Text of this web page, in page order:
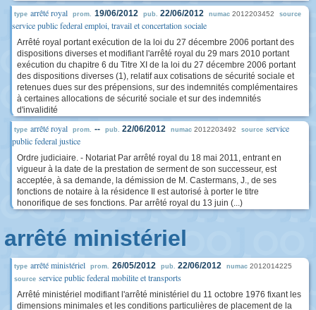
type arrêté royal prom. 19/06/2012 pub. 22/06/2012 numac 2012203452 source
service public federal emploi, travail et concertation sociale
Arrêté royal portant exécution de la loi du 27 décembre 2006 portant des
dispositions diverses et modifiant l'arrêté royal du 29 mars 2010 portant
exécution du chapitre 6 du Titre XI de la loi du 27 décembre 2006 portant
des dispositions diverses (1), relatif aux cotisations de sécurité sociale et
retenues dues sur des prépensions, sur des indemnités complémentaires
à certaines allocations de sécurité sociale et sur des indemnités
d'invalidité
type arrêté royal prom. -- pub. 22/06/2012 numac 2012203492 source service
public federal justice
Ordre judiciaire. - Notariat Par arrêté royal du 18 mai 2011, entrant en
vigueur à la date de la prestation de serment de son successeur, est
acceptée, à sa demande, la démission de M. Castermans, J., de ses
fonctions de notaire à la résidence Il est autorisé à porter le titre
honorifique de ses fonctions. Par arrêté royal du 13 juin (...)
arrêté ministériel
type arrêté ministériel prom. 26/05/2012 pub. 22/06/2012 numac 2012014225
source service public federal mobilite et transports
Arrêté ministériel modifiant l'arrêté ministériel du 11 octobre 1976 fixant les
dimensions minimales et les conditions particulières de placement de la